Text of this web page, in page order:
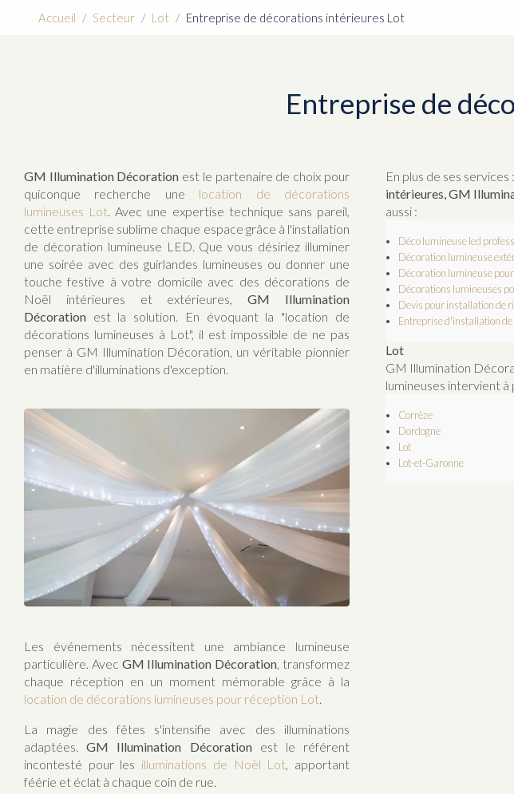
Accueil Secteur Lot Entreprise de décorations intérieures Lot
Entreprise de
GM Illumination Décoration est le partenaire de choix pour
quiconque recherche une location de décorations
lumineuses Lot. Avec une expertise technique sans pareil,
cette entreprise sublime chaque espace grâce à l'installation
de décoration lumineuse LED. Que vous désiriez illuminer
une soirée avec des guirlandes lumineuses ou donner une
touche festive à votre domicile avec des décorations de
Noël intérieures et extérieures,GM Illumination
Décoration est la solution. En évoquant la "location de
décorations lumineuses à Lot", il est impossible de ne pas
penser à GM Illumination Décoration, un véritable pionnier
en matière d'illuminations d'exception.
Les événements nécessitent une ambiance lumineuse
particulière. Avec GM Illumination Décoration , transformez
chaque réception en un moment mémorable grâce à la
location de décorations lumineuses pour réception Lot
La magie des fêtes s'intensifie avec des illuminations
adaptées.GM Illumination Décorationest le référent
incontesté pour les illuminations de Noël Lot , apportant
féérie et éclat à chaque coin de rue.
En plus de ses services :
intérieures, GM
aussi :
Déco lumineuse led
Décoration lumineuse
Décoration lumineuse
Décorations lumineuses
Devis pour installation de
Entreprise d'installation
Lot
GM Illumination
lumineuses intervient à
Corrèze
Dordogne
Lot
Lot-et-Garonne